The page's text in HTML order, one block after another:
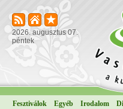
2026. augusztus 07.
péntek
Fesztiválok Egyéb Irodalom